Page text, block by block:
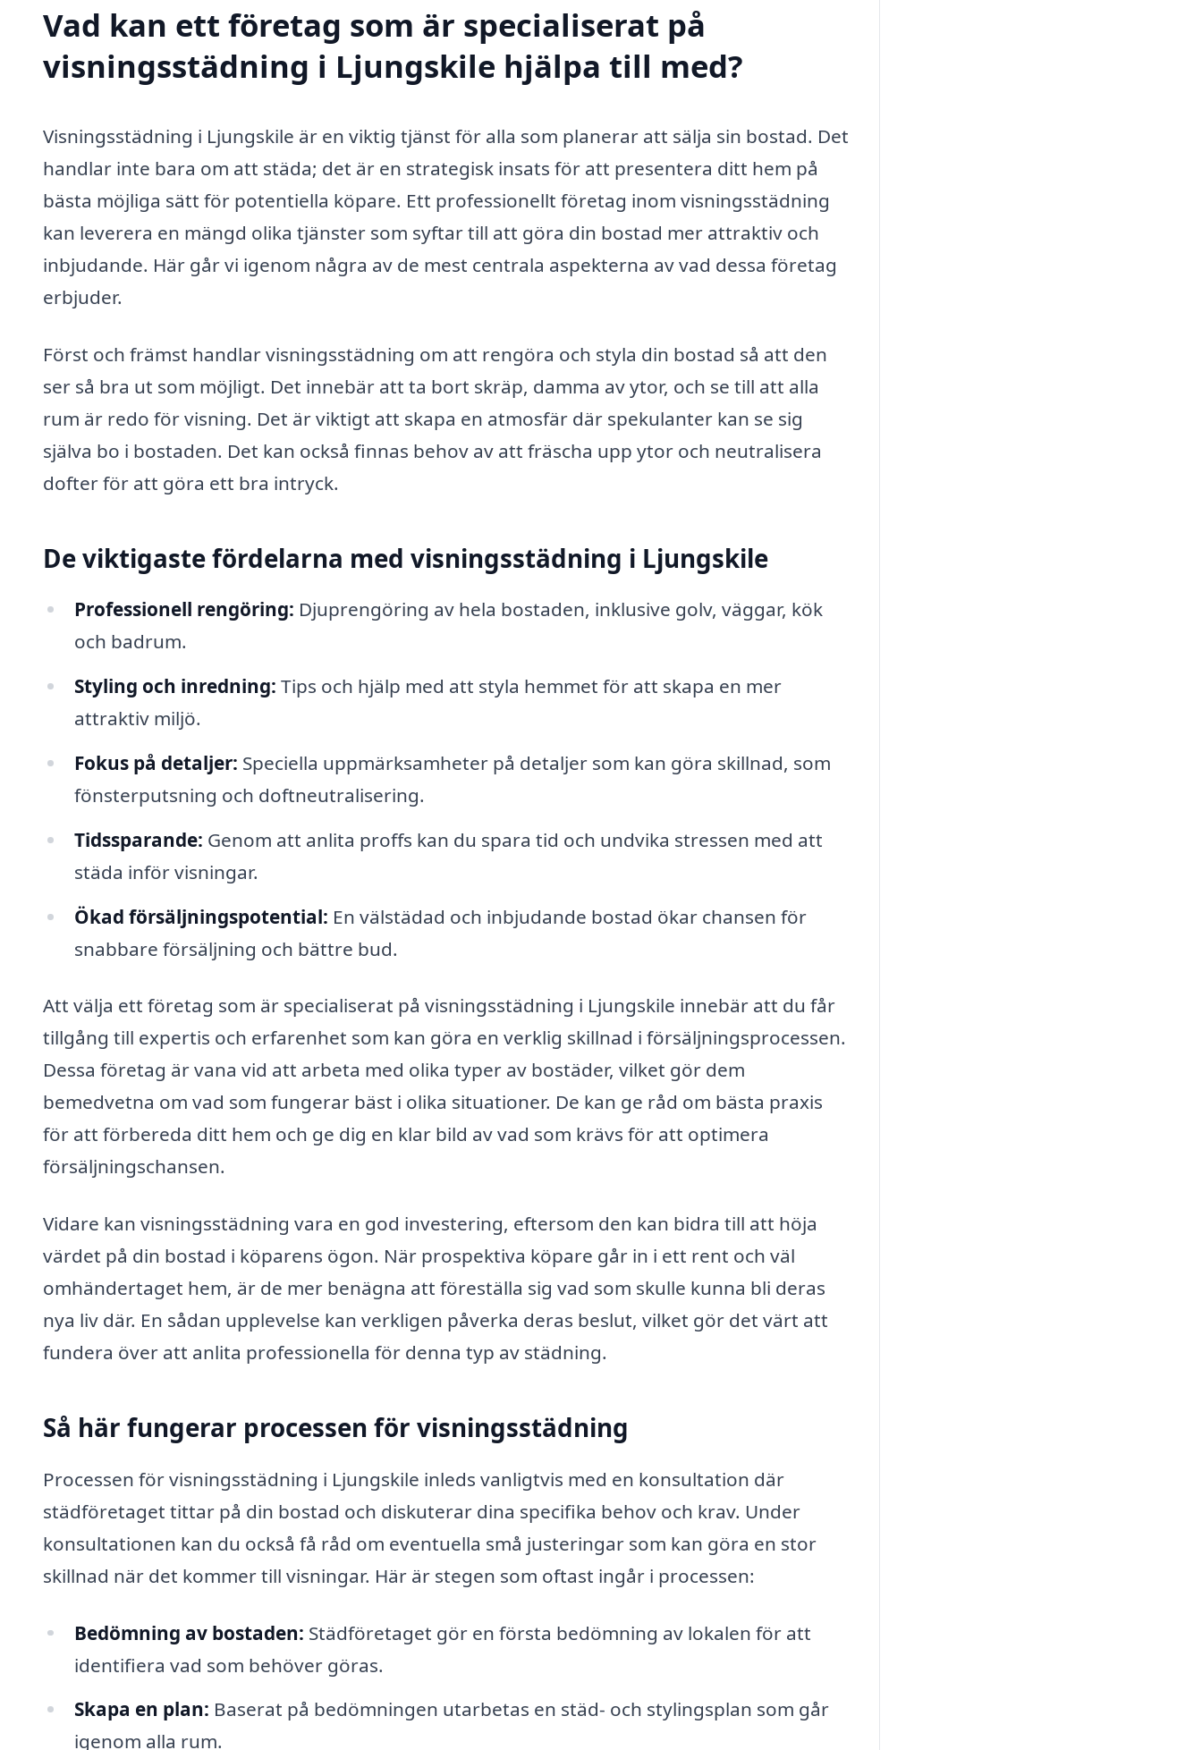
Vad kan ett företag som är specialiserat på
visningsstädning i Ljungskile hjälpa till med?
Visningsstädning i Ljungskile är en viktig tjänst för alla som planerar att sälja sin bostad. Det
handlar inte bara om att städa; det är en strategisk insats för att presentera ditt hem på
bästa möjliga sätt för potentiella köpare. Ett professionellt företag inom visningsstädning
kan leverera en mängd olika tjänster som syftar till att göra din bostad mer attraktiv och
inbjudande. Här går vi igenom några av de mest centrala aspekterna av vad dessa företag
erbjuder.
Först och främst handlar visningsstädning om att rengöra och styla din bostad så att den
ser så bra ut som möjligt. Det innebär att ta bort skräp, damma av ytor, och se till att alla
rum är redo för visning. Det är viktigt att skapa en atmosfär där spekulanter kan se sig
själva bo i bostaden. Det kan också finnas behov av att fräscha upp ytor och neutralisera
dofter för att göra ett bra intryck.
De viktigaste fördelarna med visningsstädning i Ljungskile
Professionell rengöring: Djuprengöring av hela bostaden, inklusive golv, väggar, kök
och badrum.
Styling och inredning: Tips och hjälp med att styla hemmet för att skapa en mer
attraktiv miljö.
Fokus på detaljer: Speciella uppmärksamheter på detaljer som kan göra skillnad, som
fönsterputsning och doftneutralisering.
Tidssparande: Genom att anlita proffs kan du spara tid och undvika stressen med att
städa inför visningar.
Ökad försäljningspotential: En välstädad och inbjudande bostad ökar chansen för
snabbare försäljning och bättre bud.
Att välja ett företag som är specialiserat på visningsstädning i Ljungskile innebär att du får
tillgång till expertis och erfarenhet som kan göra en verklig skillnad i försäljningsprocessen.
Dessa företag är vana vid att arbeta med olika typer av bostäder, vilket gör dem
bemedvetna om vad som fungerar bäst i olika situationer. De kan ge råd om bästa praxis
för att förbereda ditt hem och ge dig en klar bild av vad som krävs för att optimera
försäljningschansen.
Vidare kan visningsstädning vara en god investering, eftersom den kan bidra till att höja
värdet på din bostad i köparens ögon. När prospektiva köpare går in i ett rent och väl
omhändertaget hem, är de mer benägna att föreställa sig vad som skulle kunna bli deras
nya liv där. En sådan upplevelse kan verkligen påverka deras beslut, vilket gör det värt att
fundera över att anlita professionella för denna typ av städning.
Så här fungerar processen för visningsstädning
Processen för visningsstädning i Ljungskile inleds vanligtvis med en konsultation där
städföretaget tittar på din bostad och diskuterar dina specifika behov och krav. Under
konsultationen kan du också få råd om eventuella små justeringar som kan göra en stor
skillnad när det kommer till visningar. Här är stegen som oftast ingår i processen:
Bedömning av bostaden: Städföretaget gör en första bedömning av lokalen för att
identifiera vad som behöver göras.
Skapa en plan: Baserat på bedömningen utarbetas en städ- och stylingsplan som går
igenom alla rum.